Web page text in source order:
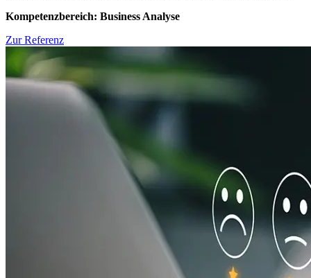
Kompetenzbereich: Business Analyse
Zur Referenz